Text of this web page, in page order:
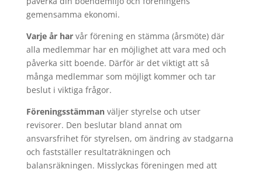
gemensamma ekonomi.
Varje år har vår förening en stämma (årsmöte) där
alla medlemmar har en möjlighet att vara med och
påverka sitt boende. Därför är det viktigt att så
många medlemmar som möjligt kommer och tar
beslut i viktiga frågor.
Föreningsstämmanväljer styrelse och utser
revisorer. Den beslutar bland annat om
ansvarsfrihet för styrelsen, om ändring av stadgarna
och fastställer resultaträkningen och
balansräkningen. Misslyckas föreningen med att